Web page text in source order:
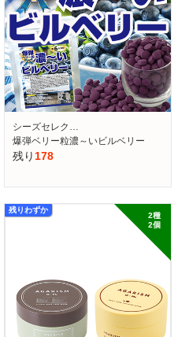
シーズセレク…
爆弾ベリー粒濃～いビルベリー
残り 178
2種
2個
残りわずか